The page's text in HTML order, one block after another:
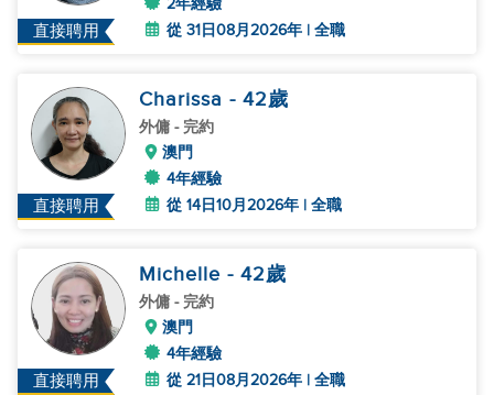
直接聘用
2年經驗
從 31日08月2026年 | 全職
直接聘用
Charissa - 42歲
外傭 - 完約
澳門
4年經驗
從 14日10月2026年 | 全職
直接聘用
Michelle - 42歲
外傭 - 完約
澳門
4年經驗
從 21日08月2026年 | 全職